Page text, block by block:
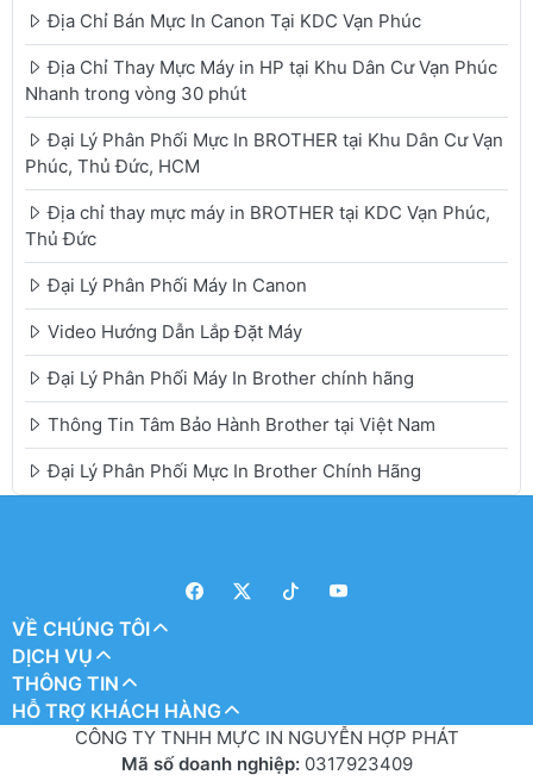
Địa Chỉ Bán Mực In Canon Tại KDC Vạn Phúc
Địa Chỉ Thay Mực Máy in HP tại Khu Dân Cư Vạn Phúc
Nhanh trong vòng 30 phút
Đại Lý Phân Phối Mực In BROTHER tại Khu Dân Cư Vạn
Phúc, Thủ Đức, HCM
Địa chỉ thay mực máy in BROTHER tại KDC Vạn Phúc,
Thủ Đức
Đại Lý Phân Phối Máy In Canon
Video Hướng Dẫn Lắp Đặt Máy
Đại Lý Phân Phối Máy In Brother chính hãng
Thông Tin Tâm Bảo Hành Brother tại Việt Nam
Đại Lý Phân Phối Mực In Brother Chính Hãng
VỀ CHÚNG TÔI
DỊCH VỤ
THÔNG TIN
HỖ TRỢ KHÁCH HÀNG
CÔNG TY TNHH MỰC IN NGUYỄN HỢP PHÁT
Mã số doanh nghiệp: 0317923409